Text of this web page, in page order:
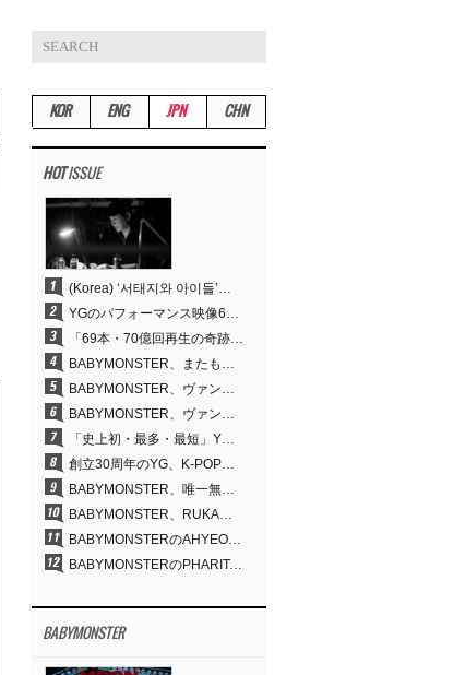
KOR ENG JPN CHN
HOTISSUE
(Korea) ‘서태지와 아이들’부터 탑재한 안무DNA…양현석, YG 퍼포먼스 비디오 70억 뷰 신화의 시작
YGのパフォーマンス映像69本が累計70億回再生…YANG HYUN SUKの制作哲学が実を結ぶ
「69本・70億回再生の奇跡」YANG HYUN SUK、YGのパフォーマンスビデオを100％自ら手掛けた理由
BABYMONSTER、またも快挙…YouTubeワールドワイドトレンドで1位に
BABYMONSTER、ヴァンパイアに大胆変身…YouTubeトレンド1位を獲得
BABYMONSTER、ヴァンパイアに変身…「MOON」で3か月にわたるプロジェクトを締めくくる
「史上初・最多・最短」YG、30年の揺るぎない信念が切り開いたK-POPツアーの新境地
創立30周年のYG、K-POP公演界に何を残したのか
BABYMONSTER、唯一無二のビジュアルと圧倒的な表現力…『MOON』
BABYMONSTER、RUKA＆CHIQUITAの「MOON」ビジュアルを公開…洗練されたカリスマ性・ユニークなビジュアル
BABYMONSTERのAHYEON＆RORA、ダークコンセプトを完璧に表現…「MOON」ビジュアルフォト公開
BABYMONSTERのPHARITA、「モナリザ眉」も完璧にものにする…ASAと放つ強烈なオーラ
BABYMONSTER